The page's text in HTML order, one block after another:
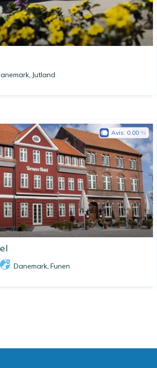
, Jutland
Danemark, Funen
Avis: 0.00